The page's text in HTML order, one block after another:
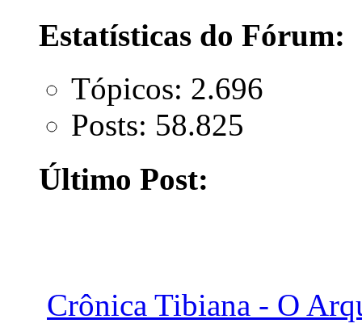
Estatísticas do Fórum:
Tópicos: 2.696
Posts: 58.825
Último Post:
Crônica Tibiana - O